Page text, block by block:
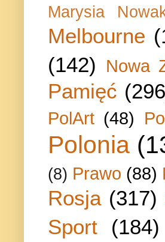
Marysia
Melbourne
(142) Nowa
Pamięć
PolArt (48)
Polonia
(8) Prawo (88)
Rosja (317)
Sport (184)